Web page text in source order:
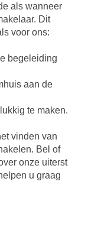
als wanneer
Dit
voor ons:
begeleiding
aan de
te maken.
vinden van
Bel of
onze uiterst
u graag